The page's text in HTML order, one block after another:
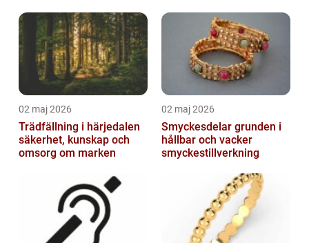
02 maj 2026
Trädfällning i härjedalen
säkerhet, kunskap och
omsorg om marken
02 maj 2026
Smyckesdelar grunden i
hållbar och vacker
smyckestillverkning